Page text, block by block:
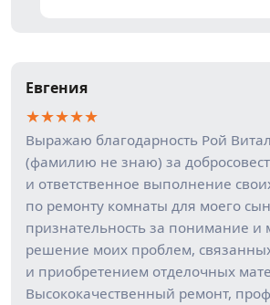
Евгения
★★★★★
Выражаю благодарность Рой
(фамилию не знаю) за
и ответственное выполнение
по ремонту комнаты для моего
признательность за понимание и
решение моих проблем,
и приобретением отделочных
Высококачественный ремонт,